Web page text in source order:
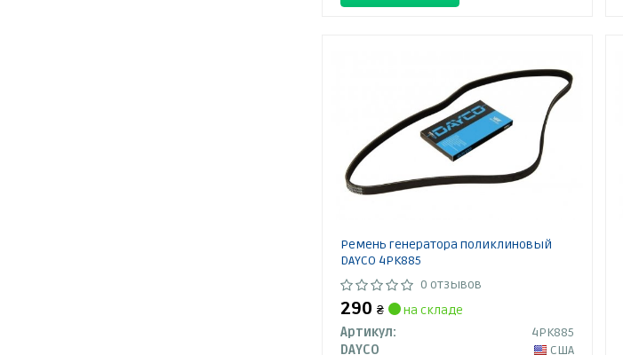
Ремень генератора поликлиновый
DAYCO 4PK885
0 отзывов
290 ₴
на складе
Артикул:
4PK885
DAYCO
США